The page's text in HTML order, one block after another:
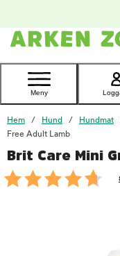
Kontakta
Meny
Hem Hund Hundmat
Free Adult Lamb
Brit Care Mini
foo